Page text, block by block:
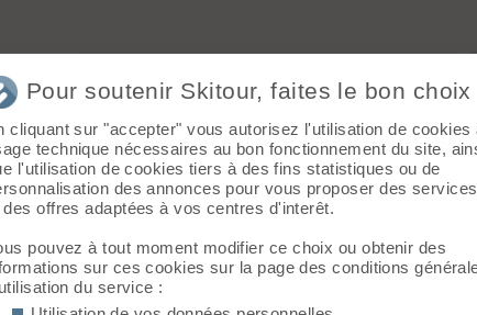
Sommet :
Puig de la Cometa d'Espagne
Orientation :W
Dénivelé :2400 m.
Difficulté de montée :F
Difficulté ski :3.3 E2
gauche
deux
en
Pour soutenir Skitour, faites le bon choix
cliquant sur "accepter" vous autorisez l'utilisation de cookies
technique nécessaires au bon fonctionnement du site,
l'utilisation de cookies tiers à des fins statistiques ou de
des annonces pour vous proposer des services
des offres adaptées à vos centres d'interêt.
pouvez à tout moment modifier ce choix ou obtenir des
sur ces cookies sur la page des conditions
du service :